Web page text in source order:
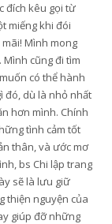
đích kêu gọi từ
miếng khi đói
Mình mong
cũng đi tìm
có thể hành
đó, dù là nhỏ nhất
hơn mình. Chính
tình cảm tốt
thân, và ước mơ
bs Chi lập trang
sẽ là lưu giữ
thiện nguyện của
giúp đỡ những